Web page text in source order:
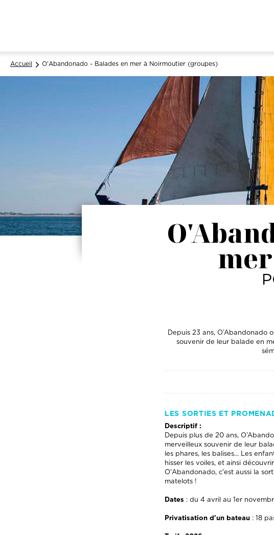
Accueil O'Abandonado - Balades en mer à Noirmoutier (groupes)
Depuis 23 ans, O’Abandonado
souvenir de leur balade en
LES SORTIES ET
Descriptif :
Depuis plus de 20 ans,
merveilleux souvenir de leur
les phares, les balises… Les
hisser les voiles, et ainsi
O'Abandonado, c'est aussi la
matelots !
Dates : du 4 avril au 1er
Privatisation d'un bateau : 18